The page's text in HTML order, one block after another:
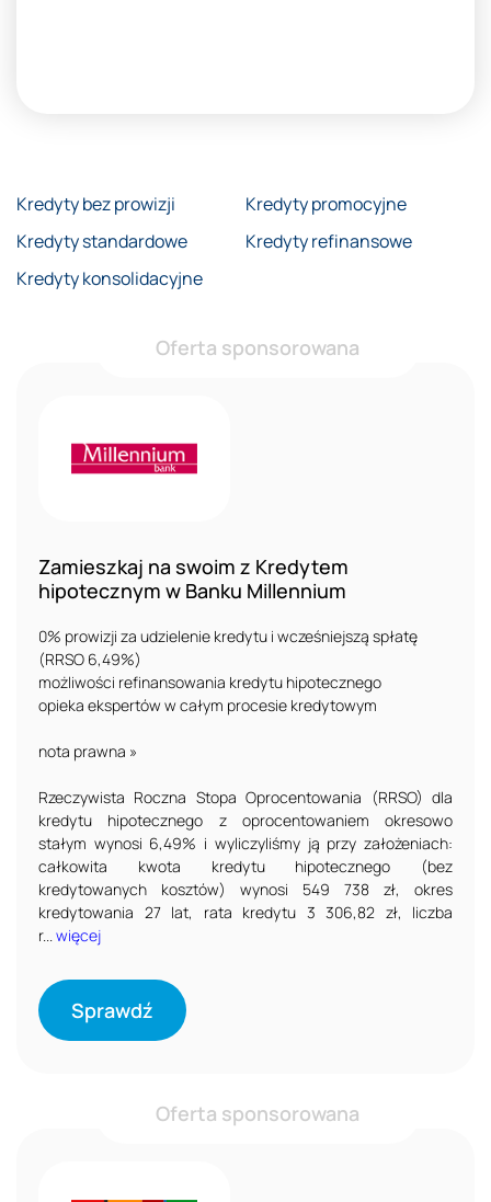
Kredyty bez prowizji
Kredyty promocyjne
Kredyty standardowe
Kredyty refinansowe
Kredyty konsolidacyjne
Oferta sponsorowana
Zamieszkaj na swoim z Kredytem
hipotecznym w Banku Millennium
0% prowizji za udzielenie kredytu i wcześniejszą spłatę
(RRSO 6,49%)
możliwości refinansowania kredytu hipotecznego
opieka ekspertów w całym procesie kredytowym
nota prawna »
Rzeczywista Roczna Stopa Oprocentowania (RRSO) dla
kredytu hipotecznego z oprocentowaniem okresowo
stałym wynosi 6,49% i wyliczyliśmy ją przy założeniach:
całkowita kwota kredytu hipotecznego (bez
kredytowanych kosztów) wynosi 549 738 zł, okres
kredytowania 27 lat, rata kredytu 3 306,82 zł, liczba
r...więcej
Sprawdź
Oferta sponsorowana